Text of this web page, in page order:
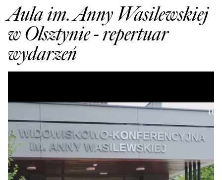
Aula im. Anny Wasilewskiej
w Olsztynie- repertuar
wydarzeń